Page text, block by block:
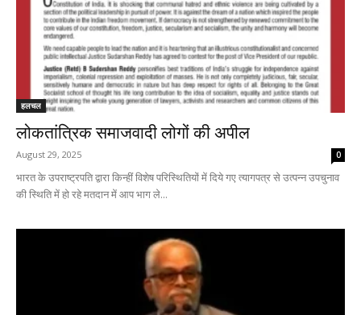
हलचल
लोकतांत्रिक समाजवादी लोगों की अपील
August 29, 2025 0
भारत के उपराष्ट्रपति द्वारा किन्हीं विशेष परिस्थितियों में दिये गए त्यागपत्र से उत्पन्न उपचुनाव
की स्थिति में हो रहे मतदान में आप भाग ले...